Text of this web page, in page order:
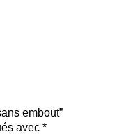
embout”
avec *